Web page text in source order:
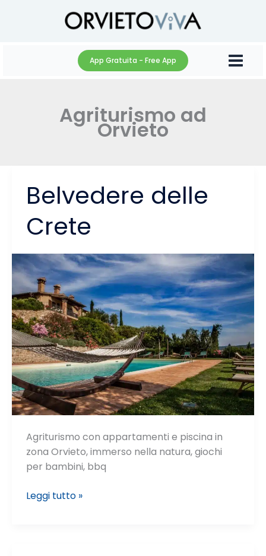
App Gratuita - Free App
Agriturismo ad
Orvieto
Belvedere delle
Crete
Agriturismo con appartamenti e piscina in
zona Orvieto, immerso nella natura, giochi
per bambini, bbq
Belvedere
Leggi tutto »